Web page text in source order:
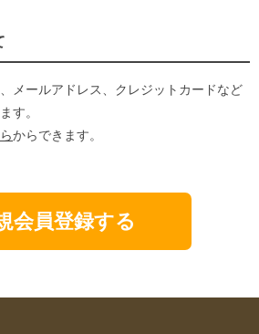
メールアドレス、クレジットカードなど
す。
からできます。
会員登録する